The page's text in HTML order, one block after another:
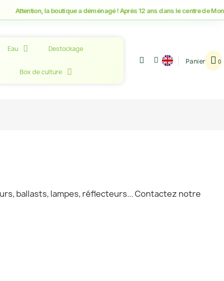
la boutique a déménagé ! Après 12 ans dans le centre de
Eau Destockage
Box de culture
Panier
ballasts, lampes, réflecteurs... Contactez notre